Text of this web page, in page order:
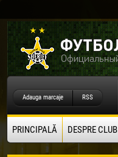
Adauga marcaje RSS
PRINCIPALĂ DESPRE CLUB